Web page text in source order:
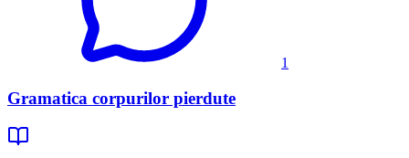
1
Gramatica corpurilor pierdute